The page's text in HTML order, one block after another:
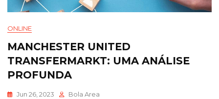
ONLINE
MANCHESTER UNITED
TRANSFERMARKT: UMA ANÁLISE
PROFUNDA
Jun 26, 2023 Bola Area